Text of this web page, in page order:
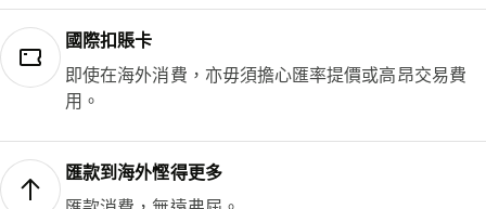
國際扣賬卡
即使在海外消費，亦毋須擔心匯率提價或高昂交易費
用。
匯款到海外慳得更多